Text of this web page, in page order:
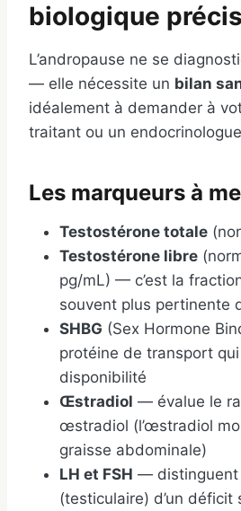
biologique précis
L’andropause ne se
— elle nécessite un bilan
idéalement à demander à
traitant ou un
Les marqueurs à
Testostérone totale
Testostérone libre
pg/mL) — c’est la
souvent plus pertinente
SHBG (Sex Hormone
protéine de transport
disponibilité
Œstradiol — évalue le
œstradiol (l’œstradiol
graisse abdominale)
LH et FSH — distinguent
(testiculaire) d’un déficit